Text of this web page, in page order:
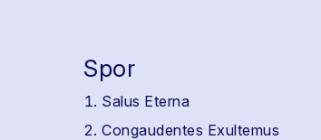
Spor
Salus Eterna
Congaudentes Exultemus